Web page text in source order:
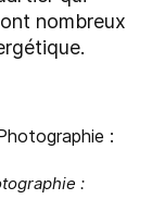
nombreux
: